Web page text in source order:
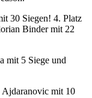
30 Siegen! 4. Platz
Binder mit 22
mit 5 Siege und
mit 10